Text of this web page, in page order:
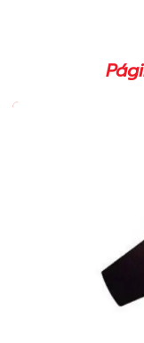
Cilindro completo
Cilindro para
Cinto duplo para
Cinto para roçadeira
Comprar lâmina para